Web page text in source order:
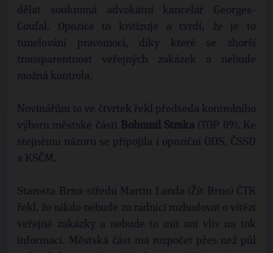
dělat soukromá advokátní kancelář Georges-
Coufal. Opozice to kritizuje a tvrdí, že je to
tunelování pravomocí, díky které se zhorší
transparentnost veřejných zakázek a nebude
možná kontrola.
Novinářům to ve čtvrtek řekl předseda kontrolního
výboru městské části Bohumil Straka (TOP 09). Ke
stejnému názoru se připojila i opoziční ODS, ČSSD
a KSČM.
Starosta Brna-středu Martin Landa (Žít Brno) ČTK
řekl, že nikdo nebude za radnici rozhodovat o vítězi
veřejné zakázky a nebude to mít ani vliv na tok
informací. Městská část má rozpočet přes než půl